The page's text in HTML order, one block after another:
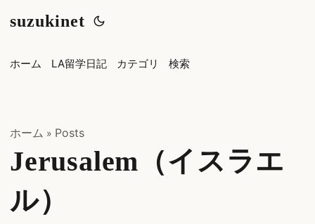
suzukinet
ホーム LA留学日記 カテゴリ 検索
ホーム » Posts
Jerusalem（イスラエ
ル）